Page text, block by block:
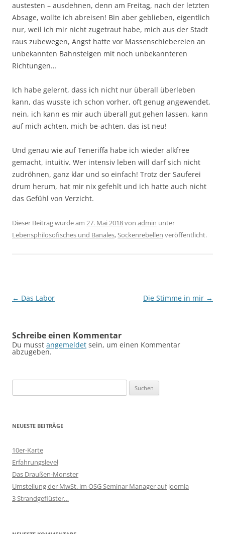
austesten – ausdehnen, denn am Freitag, nach der letzten
Absage, wollte ich abreisen! Bin aber geblieben, eigentlich
nur, weil ich mir nicht zugetraut habe, mich aus der Stadt
raus zubewegen, Angst hatte vor Massenschiebereien an
unbekannten Bahnsteigen mit noch unbekannteren
Richtungen…
Ich habe gelernt, dass ich nicht nur überall überleben
kann, das wusste ich schon vorher, oft genug angewendet,
nein, ich kann es mir auch überall gut gehen lassen, kann
auf mich achten, mich be-achten, das ist neu!
Und genau wie auf Teneriffa habe ich wieder alkfree
gemacht, intuitiv. Wer intensiv leben will darf sich nicht
zudröhnen, ganz klar und so einfach! Trotz der Sauferei
drum herum, hat mir nix gefehlt und ich hatte auch nicht
das Gefühl von Verzicht.
Dieser Beitrag wurde am 27. Mai 2018von admin unter
Lebensphilosofisches und Banales,Sockenrebellen veröffentlicht.
Beitragsnavigation
← Das Labor Die Stimme in mir →
Schreibe einen Kommentar
Du musst angemeldet sein, um einen Kommentar
abzugeben.
nach:
NEUESTE BEITRÄGE
10er-Karte
Erfahrungslevel
Das Draußen-Monster
Umstellung der MwSt. im OSG Seminar Manager auf joomla
3 Strandgeflüster…